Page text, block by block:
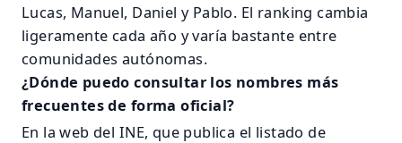
Lucas, Manuel, Daniel y Pablo. El ranking cambia
ligeramente cada año y varía bastante entre
comunidades autónomas.
¿Dónde puedo consultar los nombres más
frecuentes de forma oficial?
En la web del INE, que publica el listado de